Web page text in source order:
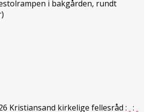
i bakgården, rundt
Kristiansand kirkelige fellesråd : :